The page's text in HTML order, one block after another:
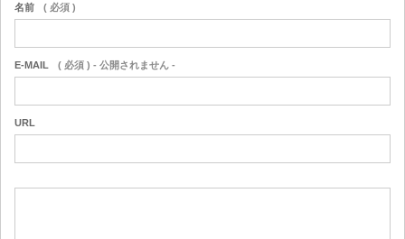
名前 ( 必須 )
E-MAIL ( 必須 ) - 公開されません -
URL